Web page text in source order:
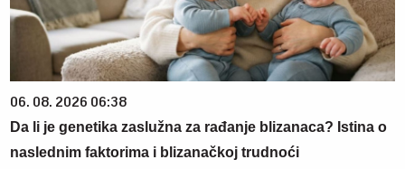
06. 08. 2026 06:38
Da li je genetika zaslužna za rađanje blizanaca? Istina o
naslednim faktorima i blizanačkoj trudnoći